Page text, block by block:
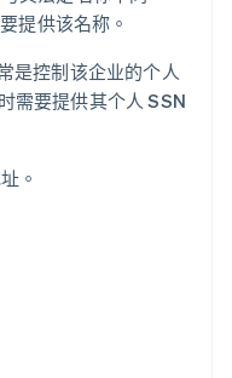
提供该名称。
是控制该企业的个人
需要提供其个人 SSN
。